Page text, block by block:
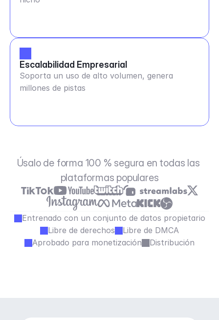
Escalabilidad Empresarial
Soporta un uso de alto volumen, genera
millones de pistas
Úsalo de forma 100 % segura en todas las
plataformas populares
Entrenado con un conjunto de datos propietario
Libre de derechos
Libre de DMCA
Aprobado para monetización
Distribución